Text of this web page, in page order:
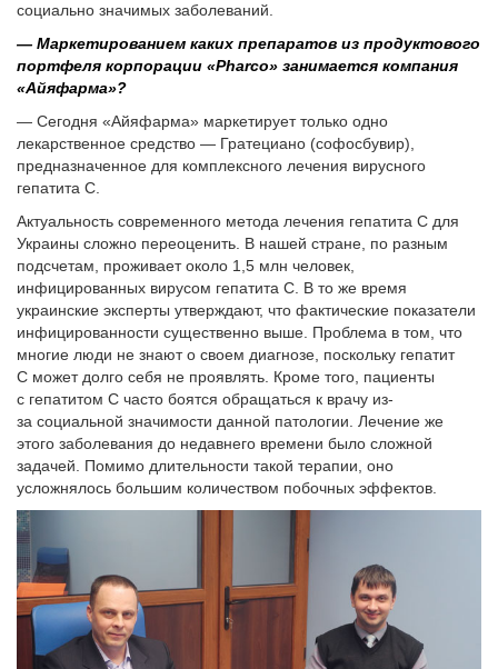
социально значимых заболеваний.
— Маркетированием каких препаратов из продуктового
портфеля корпорации «Pharco» занимается компания
«Айяфарма»?
— Сегодня «Айяфарма» маркетирует только одно
лекарственное средство — Гратециано (софосбувир),
предназначенное для комплексного лечения вирусного
гепатита С.
Актуальность современного метода лечения гепатита С для
Украины сложно переоценить. В нашей стране, по разным
подсчетам, проживает около 1,5 млн человек,
инфицированных вирусом гепатита С. В то же время
украинские эксперты утверждают, что фактические показатели
инфицированности существенно выше. Проблема в том, что
многие люди не знают о своем диагнозе, поскольку гепатит
С может долго себя не проявлять. Кроме того, пациенты
с гепатитом С часто боятся обращаться к врачу из-
за социальной значимости данной патологии. Лечение же
этого заболевания до недавнего времени было сложной
задачей. Помимо длительности такой терапии, оно
усложнялось большим количеством побочных эффектов.